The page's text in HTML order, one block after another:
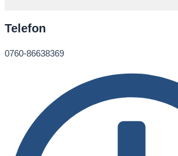
Telefon
0760-86638369